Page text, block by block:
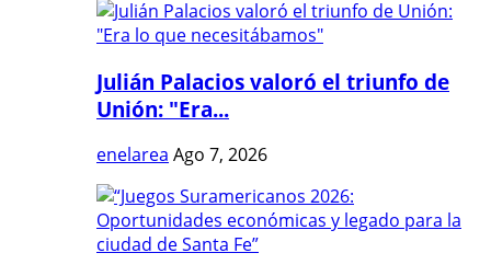
Julián Palacios valoró el triunfo de
Unión: "Era...
enelarea Ago 7, 2026